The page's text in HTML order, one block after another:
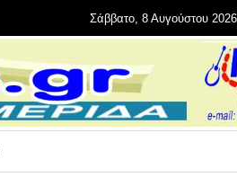
Σάββατο, 8 Αυγούστου 2026